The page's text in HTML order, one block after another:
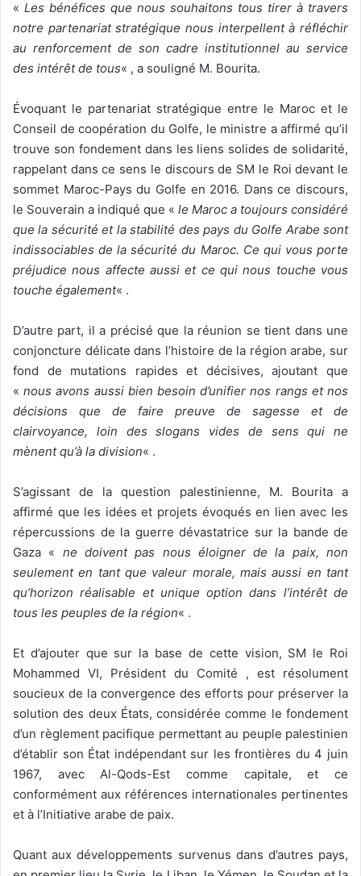
« Les bénéfices que nous souhaitons tous tirer à travers
notre partenariat stratégique nous interpellent à réfléchir
au renforcement de son cadre institutionnel au service
des intérêt de tous« , a souligné M. Bourita.
Évoquant le partenariat stratégique entre le Maroc et le
Conseil de coopération du Golfe, le ministre a affirmé qu’il
trouve son fondement dans les liens solides de solidarité,
rappelant dans ce sens le discours de SM le Roi devant le
sommet Maroc-Pays du Golfe en 2016. Dans ce discours,
le Souverain a indiqué que « le Maroc a toujours considéré
que la sécurité et la stabilité des pays du Golfe Arabe sont
indissociables de la sécurité du Maroc. Ce qui vous porte
préjudice nous affecte aussi et ce qui nous touche vous
touche également« .
D’autre part, il a précisé que la réunion se tient dans une
conjoncture délicate dans l’histoire de la région arabe, sur
fond de mutations rapides et décisives, ajoutant que
«nous avons aussi bien besoin d’unifier nos rangs et nos
décisions que de faire preuve de sagesse et de
clairvoyance, loin des slogans vides de sens qui ne
mènent qu’à la division« .
S’agissant de la question palestinienne, M. Bourita a
affirmé que les idées et projets évoqués en lien avec les
répercussions de la guerre dévastatrice sur la bande de
Gaza « ne doivent pas nous éloigner de la paix, non
seulement en tant que valeur morale, mais aussi en tant
qu’horizon réalisable et unique option dans l’intérêt de
tous les peuples de la région« .
Et d’ajouter que sur la base de cette vision, SM le Roi
Mohammed VI, Président du Comité , est résolument
soucieux de la convergence des efforts pour préserver la
solution des deux États, considérée comme le fondement
d’un règlement pacifique permettant au peuple palestinien
d’établir son État indépendant sur les frontières du 4 juin
1967, avec Al-Qods-Est comme capitale, et ce
conformément aux références internationales pertinentes
et à l’Initiative arabe de paix.
Quant aux développements survenus dans d’autres pays,